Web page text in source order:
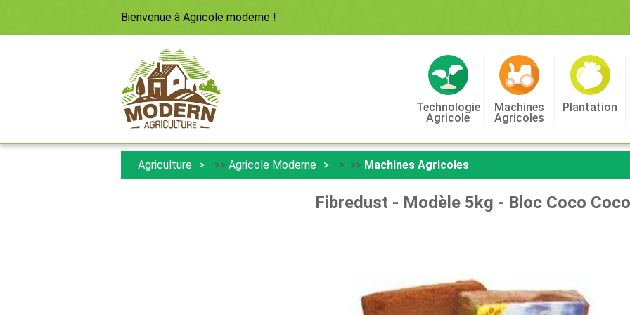
Bienvenue à Agricole moderne !
Technologie
Agricole
Machines
Agricoles
Plantation
Agriculture >> Agricole Moderne > >> Machines Agricoles
Fibredust - Modèle 5kg - Bloc Coco Coco